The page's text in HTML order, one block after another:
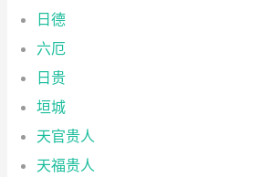
日德
六厄
日贵
垣城
天官贵人
天福贵人